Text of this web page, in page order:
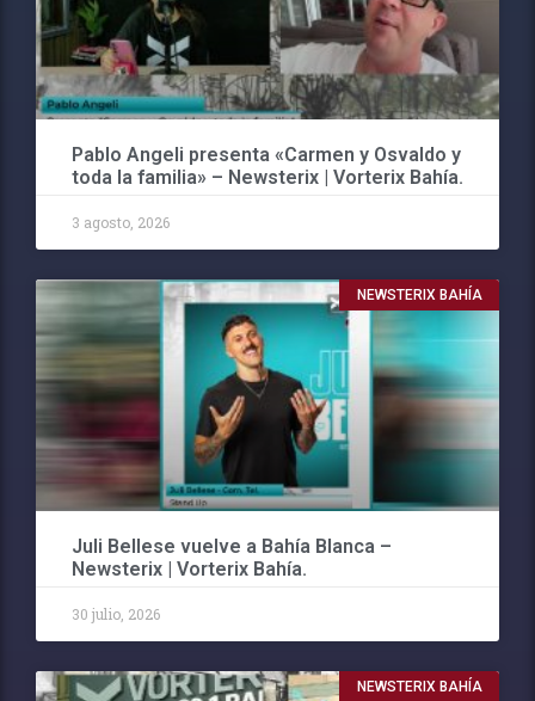
Pablo Angeli presenta «Carmen y Osvaldo y
toda la familia» – Newsterix | Vorterix Bahía.
3 agosto, 2026
NEWSTERIX BAHÍA
Juli Bellese vuelve a Bahía Blanca –
Newsterix | Vorterix Bahía.
30 julio, 2026
NEWSTERIX BAHÍA